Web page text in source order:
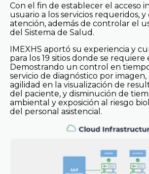
Con el fin de establecer el acceso
usuario a los servicios requeridos,
atención, además de controlar el
del Sistema de Salud.
IMEXHS aportó su experiencia y
para los 19 sitios donde se requiere
Demostrando un control en
servicio de diagnóstico por imagen,
agilidad en la visualización de
del paciente, y disminución de
ambiental y exposición al riesgo
del personal asistencial.